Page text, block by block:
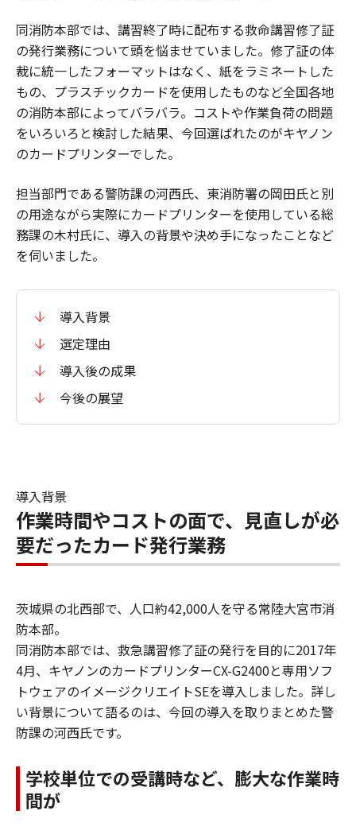
同消防本部では、講習終了時に配布する救命講習修了証
の発行業務について頭を悩ませていました。修了証の体
裁に統一したフォーマットはなく、紙をラミネートした
もの、プラスチックカードを使用したものなど全国各地
の消防本部によってバラバラ。コストや作業負荷の問題
をいろいろと検討した結果、今回選ばれたのがキヤノン
のカードプリンターでした。
担当部門である警防課の河西氏、東消防署の岡田氏と別
の用途ながら実際にカードプリンターを使用している総
務課の木村氏に、導入の背景や決め手になったことなど
を伺いました。
導入背景
選定理由
導入後の成果
今後の展望
導入背景
作業時間やコストの面で、見直しが必
要だったカード発行業務
茨城県の北西部で、人口約42,000人を守る常陸大宮市消
防本部。
同消防本部では、救急講習修了証の発行を目的に2017年
4月、キヤノンのカードプリンターCX-G2400と専用ソフ
トウェアのイメージクリエイトSEを導入しました。詳し
い背景について語るのは、今回の導入を取りまとめた警
防課の河西氏です。
学校単位での受講時など、膨大な作業時
間が